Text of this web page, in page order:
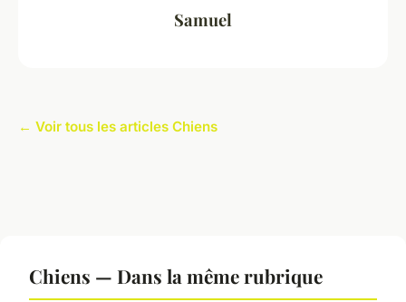
Samuel
← Voir tous les articles Chiens
Chiens — Dans la même rubrique